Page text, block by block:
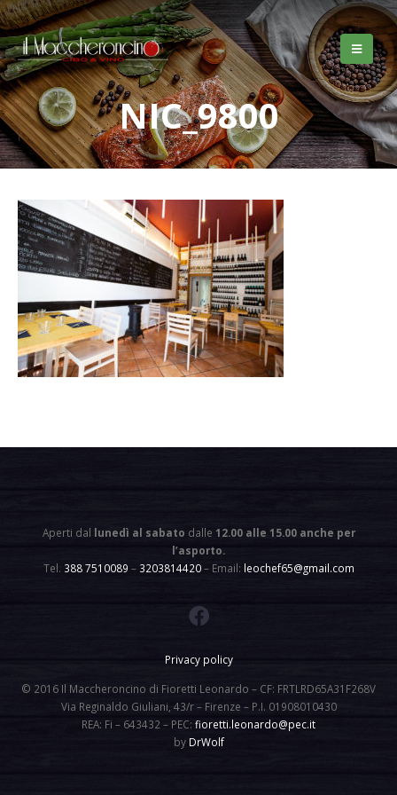
NIC_9800
Aperti dal lunedì al sabato dalle 12.00 alle 15.00 anche per
l’asporto.
Tel. 388 7510089 – 3203814420– Email: leochef65@gmail.com
Privacy policy
© 2016 Il Maccheroncino di Fioretti Leonardo – CF: FRTLRD65A31F268V
Via Reginaldo Giuliani, 43/r – Firenze – P.I. 01908010430
REA: Fi – 643432 – PEC: fioretti.leonardo@pec.it
by DrWolf